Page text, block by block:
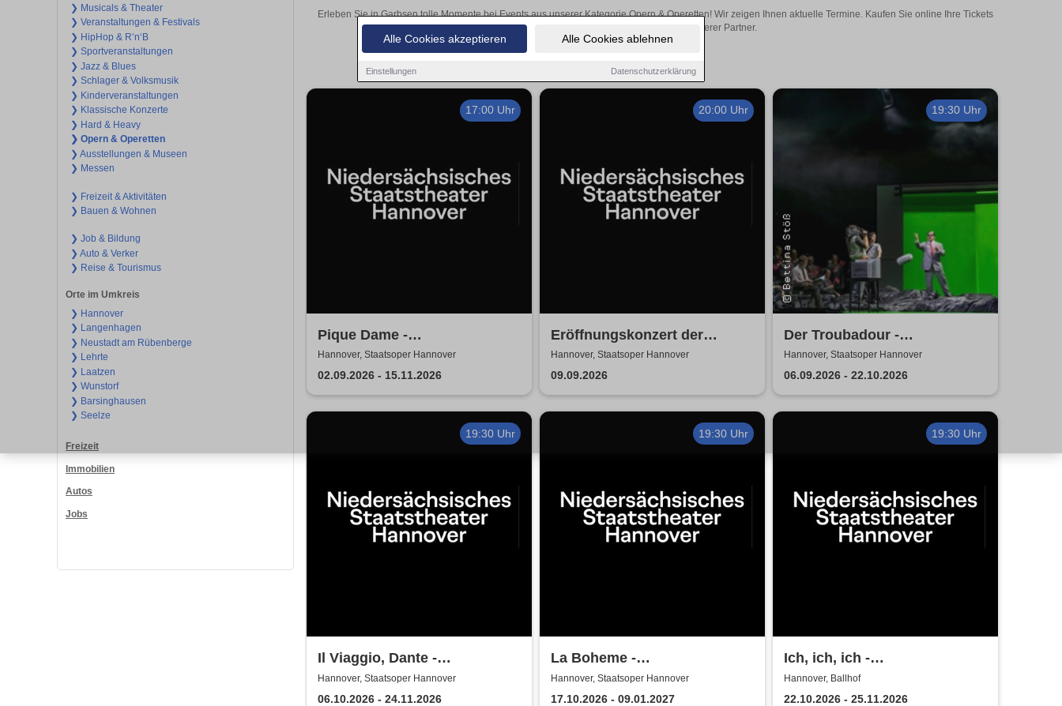
Alle Cookies akzeptieren Alle Cookies ablehnen
Einstellungen Datenschutzerklärung
❯ Musicals & Theater
❯ Veranstaltungen & Festivals
❯ HipHop & R’n‘B
❯ Sportveranstaltungen
❯ Jazz & Blues
❯ Schlager & Volksmusik
❯ Kinderveranstaltungen
❯ Klassische Konzerte
❯ Hard & Heavy
❯ Opern & Operetten
❯ Ausstellungen & Museen
❯ Messen
❯ Freizeit & Aktivitäten
❯ Bauen & Wohnen
❯ Job & Bildung
❯ Auto & Verker
❯ Reise & Tourismus
Orte im Umkreis
❯ Hannover
❯ Langenhagen
❯ Neustadt am Rübenberge
❯ Lehrte
❯ Laatzen
❯ Wunstorf
❯ Barsinghausen
❯ Seelze
Freizeit
Immobilien
Autos
Jobs
Erleben Sie in Garbsen tolle Momente bei Events aus unserer Kategorie Opern & Operetten! Wir zeigen Ihnen aktuelle Termine. Kaufen Sie online Ihre Tickets
über den Online-Kartenverkauf unserer Partner.
17:00 Uhr
Pique Dame -
Niedersächsische
Staatstheater Hannover
Hannover, Staatsoper Hannover
02.09.2026 - 15.11.2026
20:00 Uhr
Eröffnungskonzert der
Deutsch-Türkische Kulturtage
2026
Hannover, Staatsoper Hannover
09.09.2026
19:30 Uhr
Der Troubadour -
Niedersächsische
Staatstheater Hannover
Hannover, Staatsoper Hannover
06.09.2026 - 22.10.2026
19:30 Uhr
Il Viaggio, Dante -
Niedersächsische
Staatstheater Hannover
Hannover, Staatsoper Hannover
06.10.2026 - 24.11.2026
19:30 Uhr
La Boheme -
Niedersächsische
Staatstheater Hannover
Hannover, Staatsoper Hannover
17.10.2026 - 09.01.2027
19:30 Uhr
Ich, ich, ich -
Niedersächsische
Staatstheater Hannover
Hannover, Ballhof
22.10.2026 - 25.11.2026